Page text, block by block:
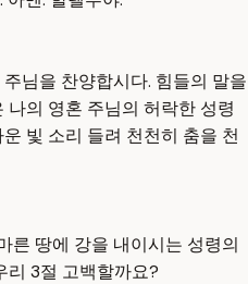
님을 찬양합시다. 힘들의 말을
의 영혼 주님의 허락한 성령
빛 소리 들려 천천히 춤을 천
른 땅에 강을 내이시는 성령의
리 3절 고백할까요?